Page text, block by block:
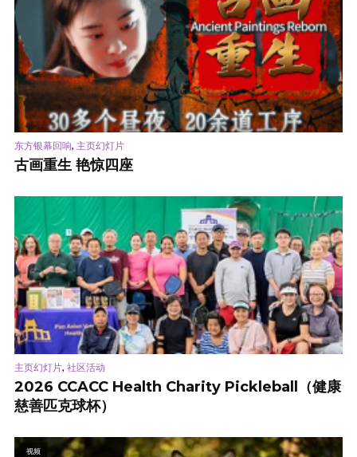
东方银幕回响, 主页幻灯片
古画重生 艳惊四座
主页幻灯片, 社区活动
2026 CCACC Health Charity Pickleball（健康
慈善匹克球杯）
视频